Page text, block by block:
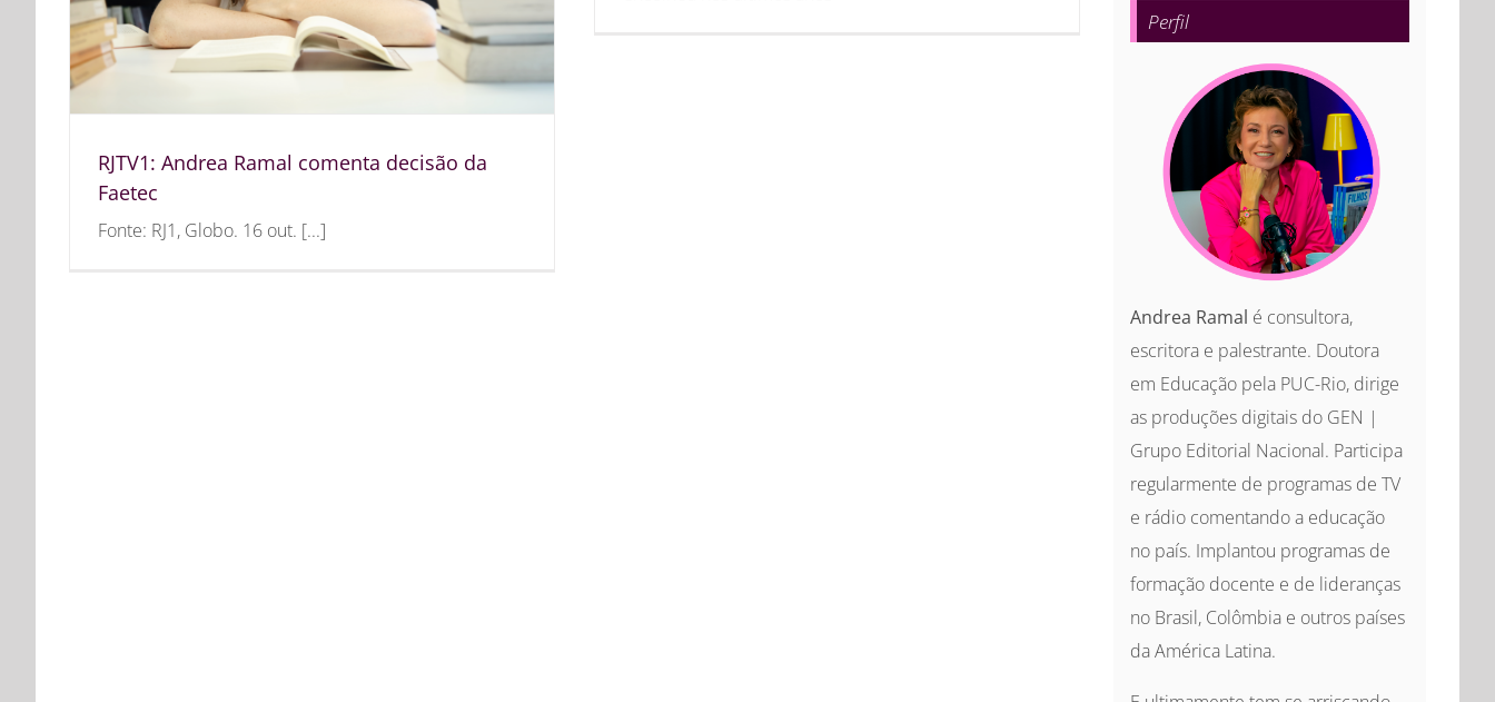
RJTV1: Andrea Ramal comenta decisão da
Faetec
Fonte: RJ1, Globo. 16 out. [...]
Perfil
Andrea Ramal é consultora,
escritora e palestrante. Doutora
em Educação pela PUC-Rio, dirige
as produções digitais do GEN |
Grupo Editorial Nacional. Participa
regularmente de programas de TV
e rádio comentando a educação
no país. Implantou programas de
formação docente e de lideranças
no Brasil, Colômbia e outros países
da América Latina.